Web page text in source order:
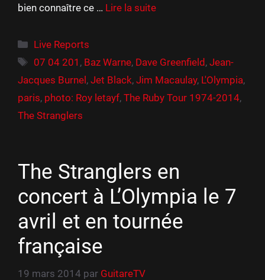
bien connaître ce … Lire la suite
Catégories
Live Reports
Étiquettes
07 04 201 , Baz Warne, Dave Greenfield ,Jean-
Jacques Burnel , Jet Black, Jim Macaulay, L'Olympia,
paris, photo: Roy letayf, The Ruby Tour 1974-2014,
The Stranglers
The Stranglers en
concert à L’Olympia le 7
avril et en tournée
française
19 mars 2014 par GuitareTV